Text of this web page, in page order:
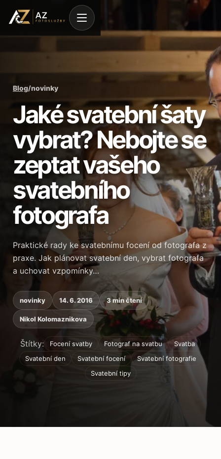
Blog/novinky
Jaké svatební šaty
vybrat? Nebojte se
zeptat vašeho
svatebního
fotografa
Praktické rady ke svatebnímu focení od fotografa z
praxe. Jak plánovat svatební den, vybrat fotografa
a uchovat vzpomínky…
novinky 14. 6. 2016 3 min čtení
Nikol Kolomaznikova
Štítky: Focení svatby Fotograf na svatbu
Svatba
Svatební den
Svatební focení
Svatební fotografie
Svatební tipy